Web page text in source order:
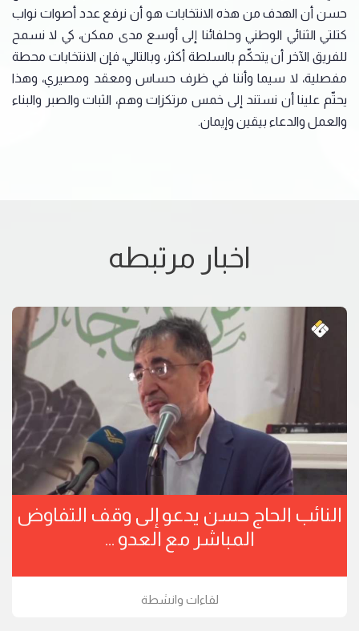
حسن أن الهدف من هذه الانتخابات هو أن نرفع عدد أصوات نواب
كتلتي الثنائي الوطني وحلفائنا إلى أوسع مدى ممكن، كي لا نسمح
للفريق الآخر أن يتحكّم بالسلطة أكثر، وبالتالي، فإن الانتخابات محطة
مفصلية، لا سيما وأننا في ظرف حساس ومعقد ومصيري، وهذا
يحتّم علينا أن نستند إلى خمس مرتكزات وهم، الثبات والصبر والبناء
والعمل والدعاء بيقين وإيمان.
اخبار مرتبطه
النائب الحاج حسن يدعو إلى وقف التفاوض
المباشر مع العدو ...
لقاءات وانشطة